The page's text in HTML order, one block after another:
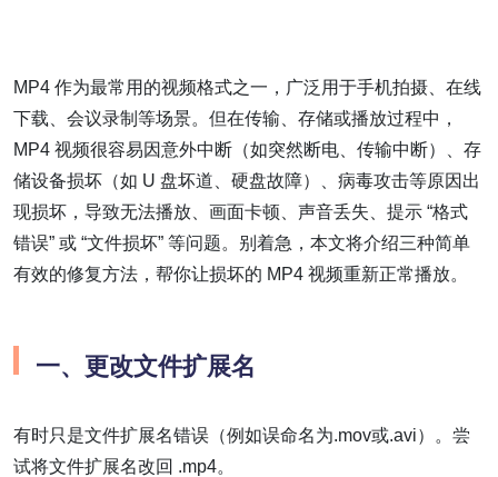
MP4 作为最常用的视频格式之一，广泛用于手机拍摄、在线
下载、会议录制等场景。但在传输、存储或播放过程中，
MP4 视频很容易因意外中断（如突然断电、传输中断）、存
储设备损坏（如 U 盘坏道、硬盘故障）、病毒攻击等原因出
现损坏，导致无法播放、画面卡顿、声音丢失、提示 “格式
错误” 或 “文件损坏” 等问题。别着急，本文将介绍三种简单
有效的修复方法，帮你让损坏的 MP4 视频重新正常播放。
一、 更改文件扩展名
有时只是文件扩展名错误（例如误命名为.mov或.avi）。尝
试将文件扩展名改回 .mp4。